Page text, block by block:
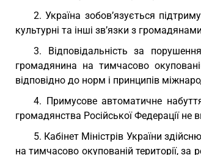
2. Україна зобов’язується
культурні та інші зв’язки з
3. Відповідальність за
громадянина на тимчасово
відповідно до норм і принципів
4. Примусове автоматичне
громадянства Російської Федерації
5. Кабінет Міністрів України
на тимчасово окупованій території,